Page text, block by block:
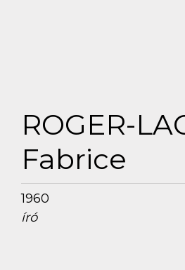
ROGER-
Fabrice
1960
író